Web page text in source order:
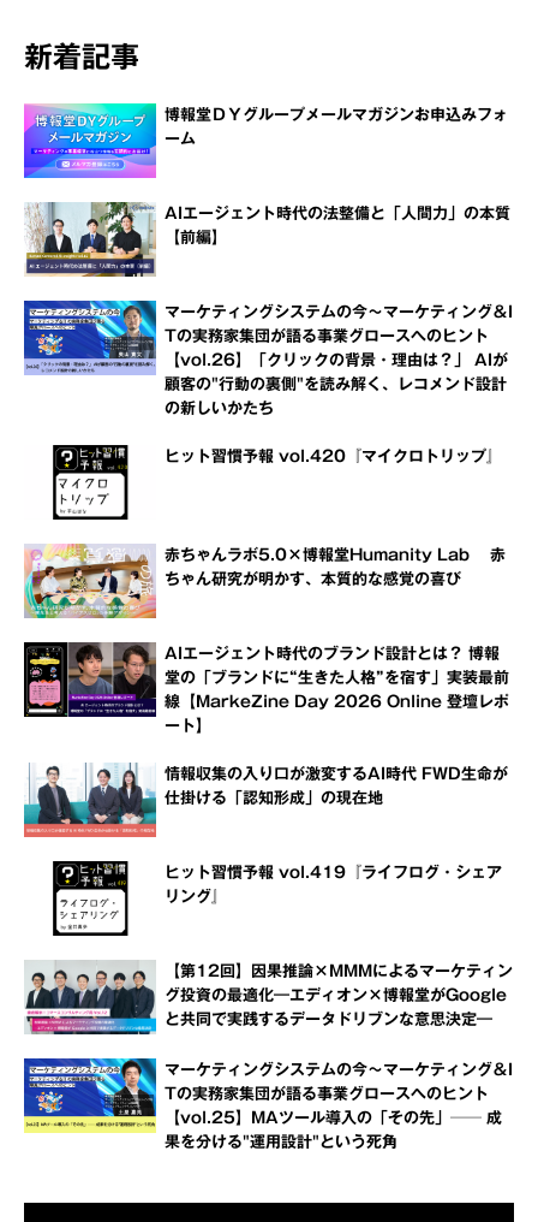
新着記事
博報堂ＤＹグループメールマガジンお申込みフォ
ーム
AIエージェント時代の法整備と「人間力」の本質
【前編】
マーケティングシステムの今～マーケティング＆I
Tの実務家集団が語る事業グロースへのヒント
【vol.26】「クリックの背景・理由は？」 AIが
顧客の"行動の裏側"を読み解く、レコメンド設計
の新しいかたち
ヒット習慣予報 vol.420『マイクロトリップ』
赤ちゃんラボ5.0×博報堂Humanity Lab 赤
ちゃん研究が明かす、本質的な感覚の喜び
AIエージェント時代のブランド設計とは？ 博報
堂の「ブランドに“生きた人格”を宿す」実装最前
線【MarkeZine Day 2026 Online 登壇レポ
ート】
情報収集の入り口が激変するAI時代 FWD生命が
仕掛ける「認知形成」の現在地
ヒット習慣予報 vol.419『ライフログ・シェア
リング』
【第12回】因果推論×MMMによるマーケティン
グ投資の最適化―エディオン×博報堂がGoogle
と共同で実践するデータドリブンな意思決定―
マーケティングシステムの今～マーケティング＆I
Tの実務家集団が語る事業グロースへのヒント
【vol.25】MAツール導入の「その先」── 成
果を分ける"運用設計"という死角